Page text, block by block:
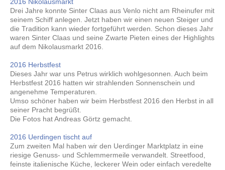
Drei Jahre konnte Sinter Claas aus Venlo nicht am Rheinufer mit
seinem Schiff anlegen. Jetzt haben wir einen neuen Steiger und
die Tradition kann wieder fortgeführt werden. Schon dieses Jahr
waren Sinter Claas und seine Zwarte Pieten eines der Highlights
auf dem Nikolausmarkt 2016.
2016 Herbstfest
Dieses Jahr war uns Petrus wirklich wohlgesonnen. Auch beim
Herbstfest 2016 hatten wir strahlenden Sonnenschein und
angenehme Temperaturen.
Umso schöner haben wir beim Herbstfest 2016 den Herbst in all
seiner Pracht begrüßt.
Die Fotos hat Andreas Görtz gemacht.
2016 Uerdingen tischt auf
Zum zweiten Mal haben wir den Uerdinger Marktplatz in eine
riesige Genuss- und Schlemmermeile verwandelt. Streetfood,
feinste italienische Küche, leckerer Wein oder einfach veredelte